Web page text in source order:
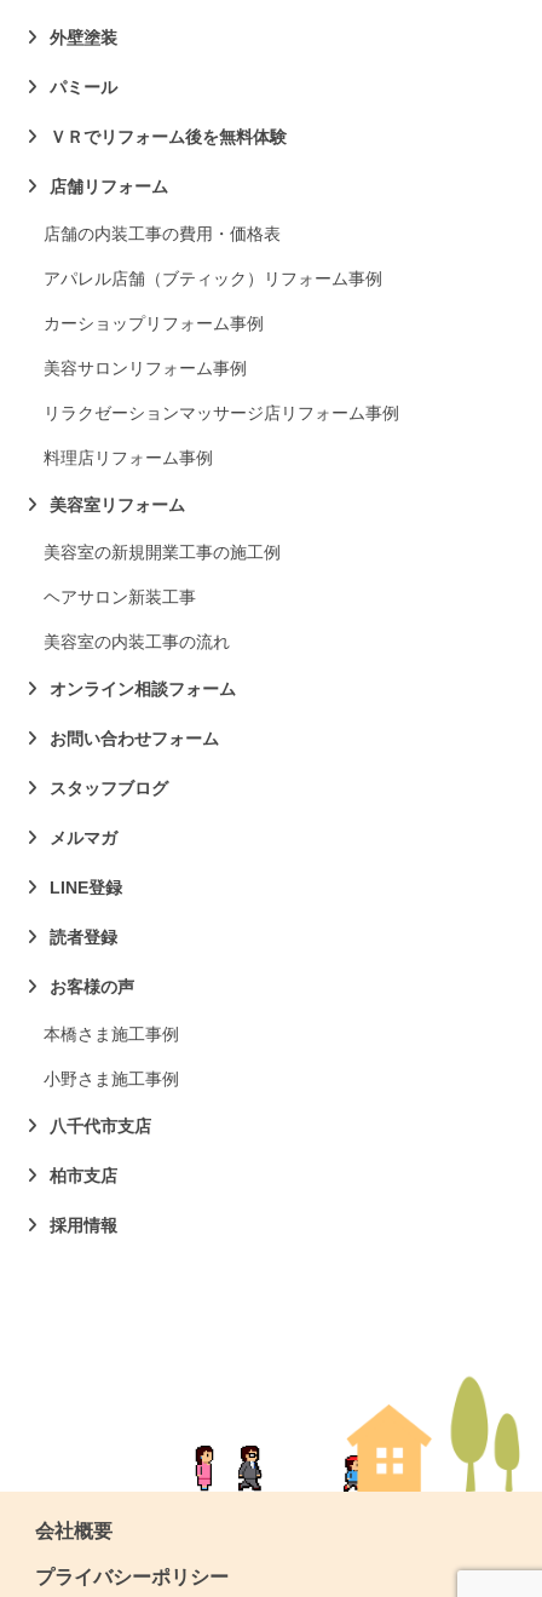
外壁塗装
パミール
ＶＲでリフォーム後を無料体験
店舗リフォーム
店舗の内装工事の費用・価格表
アパレル店舗（ブティック）リフォーム事例
カーショップリフォーム事例
美容サロンリフォーム事例
リラクゼーションマッサージ店リフォーム事例
料理店リフォーム事例
美容室リフォーム
美容室の新規開業工事の施工例
ヘアサロン新装工事
美容室の内装工事の流れ
オンライン相談フォーム
お問い合わせフォーム
スタッフブログ
メルマガ
LINE登録
読者登録
お客様の声
本橋さま施工事例
小野さま施工事例
八千代市支店
柏市支店
採用情報
会社概要
プライバシーポリシー